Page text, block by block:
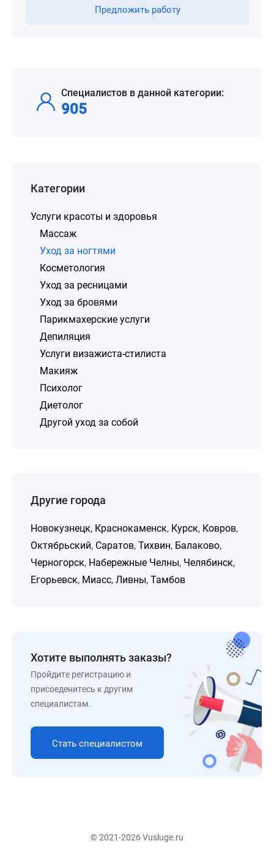
Предложить работу
Специалистов в данной категории:
905
Категории
Услуги красоты и здоровья
Массаж
Уход за ногтями
Косметология
Уход за ресницами
Уход за бровями
Парикмахерские услуги
Депиляция
Услуги визажиста-стилиста
Макияж
Психолог
Диетолог
Другой уход за собой
Другие города
Новокузнецк, Краснокаменск, Курск, Ковров,
Октябрьский, Саратов, Тихвин, Балаково,
Черногорск, Набережные Челны, Челябинск,
Егорьевск, Миасс, Ливны, Тамбов
Хотите выполнять заказы?
Пройдите регистрацию и
присоеденитесь к другим
специалистам.
Стать специалистом
© 2021-2026 Vusluge.ru